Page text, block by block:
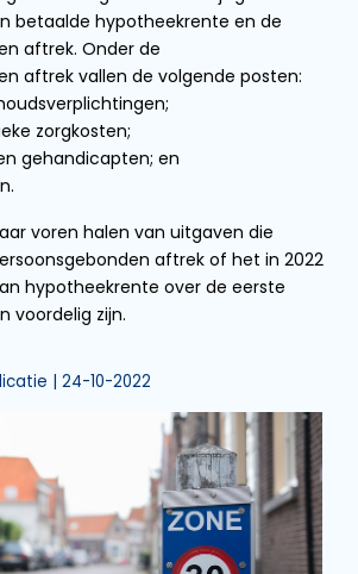
betaalde hypotheekrente en de
aftrek. Onder de
aftrek vallen de volgende posten:
zorgkosten;
gehandicapten; en
voren halen van uitgaven die
aftrek of het in 2022
hypotheekrente over de eerste
voordelig zijn.
| 24-10-2022